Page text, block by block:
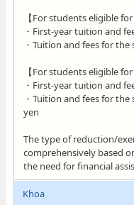
【For students eligible
・First-year tuition and
・Tuition and fees for
【For students eligible
・First-year tuition and
・Tuition and fees for
yen
The type of reduction/
comprehensively based
the need for financial
Khoa